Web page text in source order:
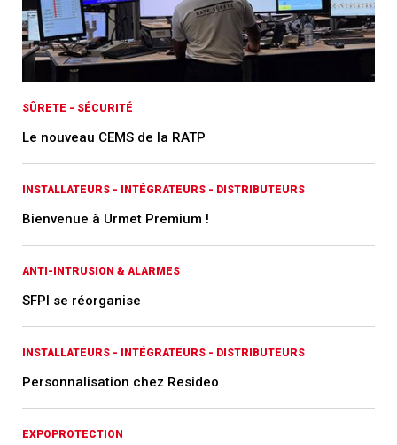
SÛRETE - SÉCURITÉ
Le nouveau CEMS de la RATP
INSTALLATEURS - INTÉGRATEURS - DISTRIBUTEURS
Bienvenue à Urmet Premium !
ANTI-INTRUSION & ALARMES
SFPI se réorganise
INSTALLATEURS - INTÉGRATEURS - DISTRIBUTEURS
Personnalisation chez Resideo
EXPOPROTECTION